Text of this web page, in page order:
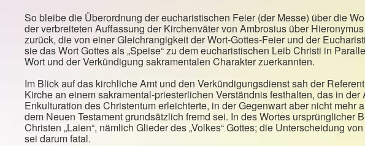
So bleibe die Überordnung der eucharistischen Feier (der Messe) über die
der verbreiteten Auffassung der Kirchenväter von Ambrosius über
zurück, die von einer Gleichrangigkeit der Wort-Gottes-Feier und der
sie das Wort Gottes als „Speise“ zu dem eucharistischen Leib Christi in
Wort und der Verkündigung sakramentalen Charakter zuerkannten.
Im Blick auf das kirchliche Amt und den Verkündigungsdienst sah der
Kirche an einem sakramental-priesterlichen Verständnis festhalten, das in der
Enkulturation des Christentum erleichterte, in der Gegenwart aber nicht mehr
dem Neuen Testament grundsätzlich fremd sei. In des Wortes ursprünglicher
Christen „Laien“, nämlich Glieder des „Volkes“ Gottes; die Unterscheidung
sei darum fatal.